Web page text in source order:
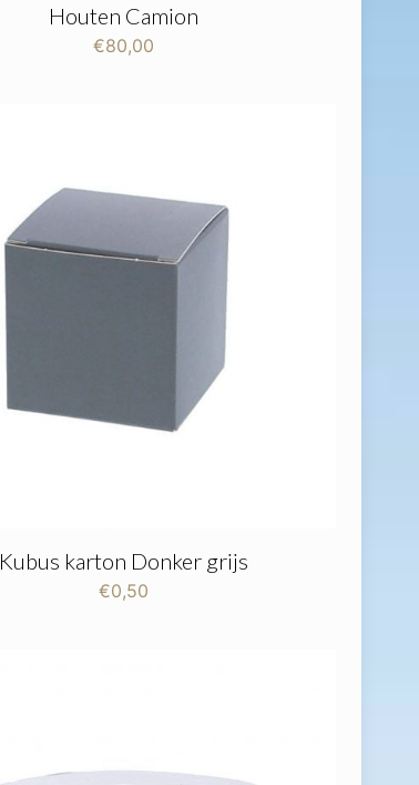
Houten Camion
€80,00
Kubus karton Donker grijs
€0,50